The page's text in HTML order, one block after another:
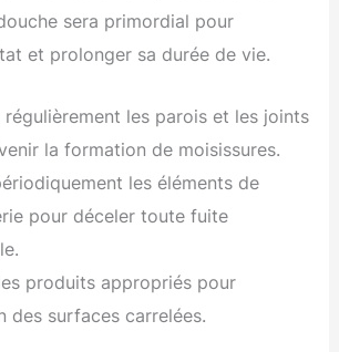
sera primordial pour
et prolonger sa durée de vie.
les parois et les joints
la formation de moisissures.
les éléments de
pour déceler toute fuite
produits appropriés pour
des surfaces carrelées.